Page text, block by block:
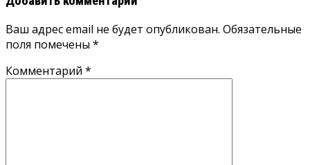
Ваш адрес email не будет опубликован. Обязательные
поля помечены *
Комментарий *